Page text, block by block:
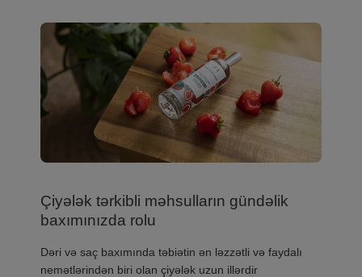
Çiyələk tərkibli məhsulların gündəlik
baxımınızda rolu
​Dəri və saç baxımında təbiətin ən ləzzətli və faydalı
nemətlərindən biri olan çiyələk uzun illərdir